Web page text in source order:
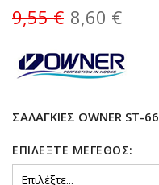
8,60 €
9,55 €
ΣΑΛΑΓΚΙΈΣ OWNER ST-66
ΕΠΙΛΈΞΤΕ ΜΈΓΕΘΟΣ: